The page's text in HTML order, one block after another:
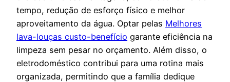
tempo, redução de esforço físico e melhor
aproveitamento da água. Optar pelas Melhores
lava-louças custo-benefício garante eficiência na
limpeza sem pesar no orçamento. Além disso, o
eletrodoméstico contribui para uma rotina mais
organizada, permitindo que a família dedique